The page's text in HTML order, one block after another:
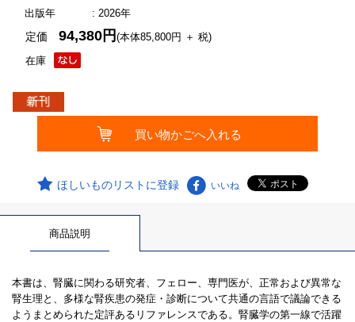
出版年
: 2026年
在庫
定価94,380円(本体85,800円 ＋ 税)
ほしいものリストに登録 いいね
商品説明
本書は、腎臓に関わる研究者、フェロー、専門医が、正常および異常な
腎生理と、多様な腎疾患の発症・診断について共通の言語で議論できる
ようまとめられた定評あるリファレンスである。腎臓学の第一線で活躍